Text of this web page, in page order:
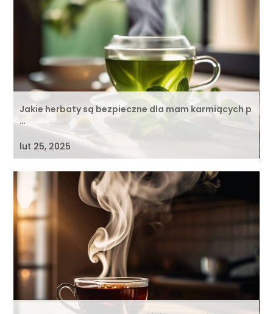
Jakie herbaty są bezpieczne dla mam karmiących p
…
lut 25, 2025